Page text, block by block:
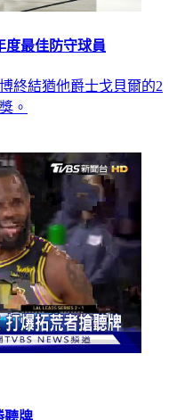
最佳防守球員
終結猶他爵士戈貝爾的2
。
聽牌